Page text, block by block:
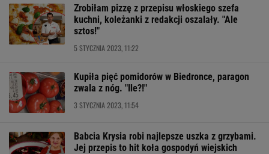
Zrobiłam pizzę z przepisu włoskiego szefa
kuchni, koleżanki z redakcji oszalały. "Ale
sztos!"
5 STYCZNIA 2023, 11:22
Kupiła pięć pomidorów w Biedronce, paragon
zwala z nóg. "Ile?!"
3 STYCZNIA 2023, 11:54
Babcia Krysia robi najlepsze uszka z grzybami.
Jej przepis to hit koła gospodyń wiejskich